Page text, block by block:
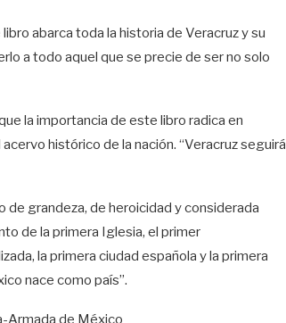
abarca toda la historia de Veracruz y su
a todo aquel que se precie de ser no solo
la importancia de este libro radica en
histórico de la nación. “Veracruz seguirá
de grandeza, de heroicidad y considerada
de la primera Iglesia, el primer
la primera ciudad española y la primera
nace como país”.
Armada de México